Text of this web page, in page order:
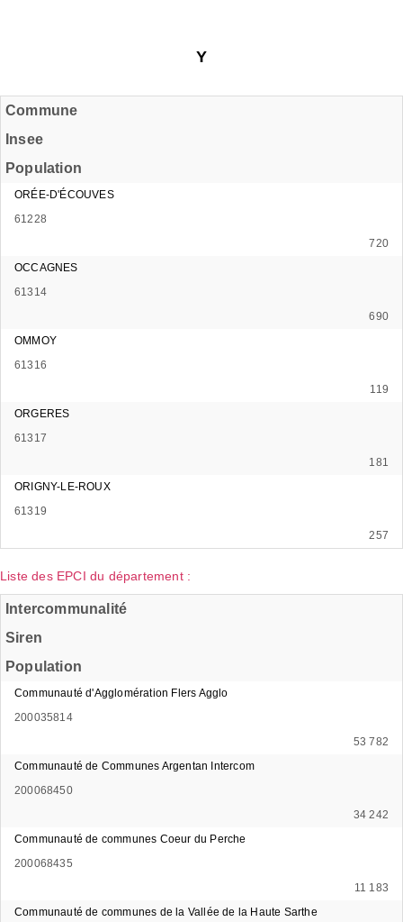
Y
Commune
Insee
Population
ORÉE-D'ÉCOUVES
61228
720
OCCAGNES
61314
690
OMMOY
61316
119
ORGERES
61317
181
ORIGNY-LE-ROUX
61319
257
Liste des EPCI du département :
Intercommunalité
Siren
Population
Communauté d'Agglomération Flers Agglo
200035814
53 782
Communauté de Communes Argentan Intercom
200068450
34 242
Communauté de communes Coeur du Perche
200068435
11 183
Communauté de communes de la Vallée de la Haute Sarthe